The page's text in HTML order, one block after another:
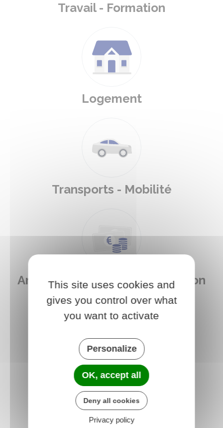
Travail - Formation
Logement
Transports - Mobilité
Argent - Impôts - Consommation
Justice
This site uses cookies and
gives you control over what
you want to activate
Personalize
OK, accept all
Deny all cookies
Privacy policy